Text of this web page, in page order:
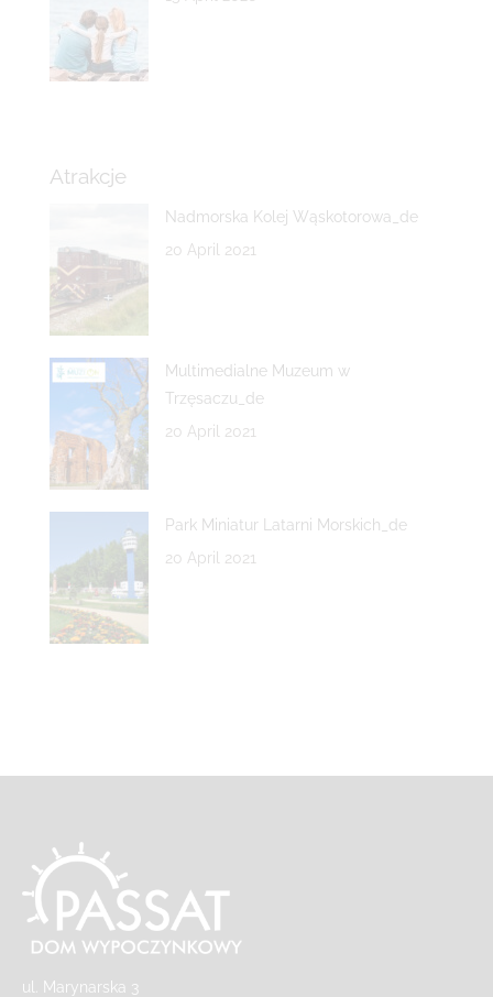
Atrakcje
Nadmorska Kolej Wąskotorowa_de
20 April 2021
Multimedialne Muzeum w
Trzęsaczu_de
20 April 2021
Park Miniatur Latarni Morskich_de
20 April 2021
ul. Marynarska 3